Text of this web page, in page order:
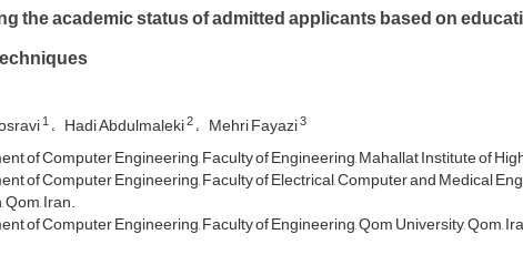
the academic status of admitted applicants based on
1 Hadi Abdulmaleki2 Mehri Fayazi3
of Computer Engineering, Faculty of Engineering, Mahallat Institute of
of Computer Engineering, Faculty of Electrical, Computer and Medical
Iran.
of Computer Engineering, Faculty of Engineering, Qom University, Qom,